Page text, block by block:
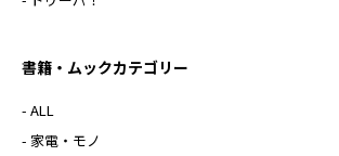
書籍・ムックカテゴリー
- ALL
- 家電・モノ